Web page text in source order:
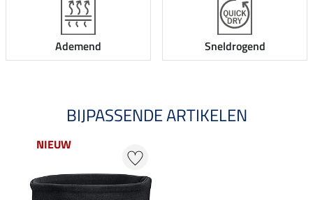
Ademend Sneldrogend
BIJPASSENDE ARTIKELEN
NIEUW